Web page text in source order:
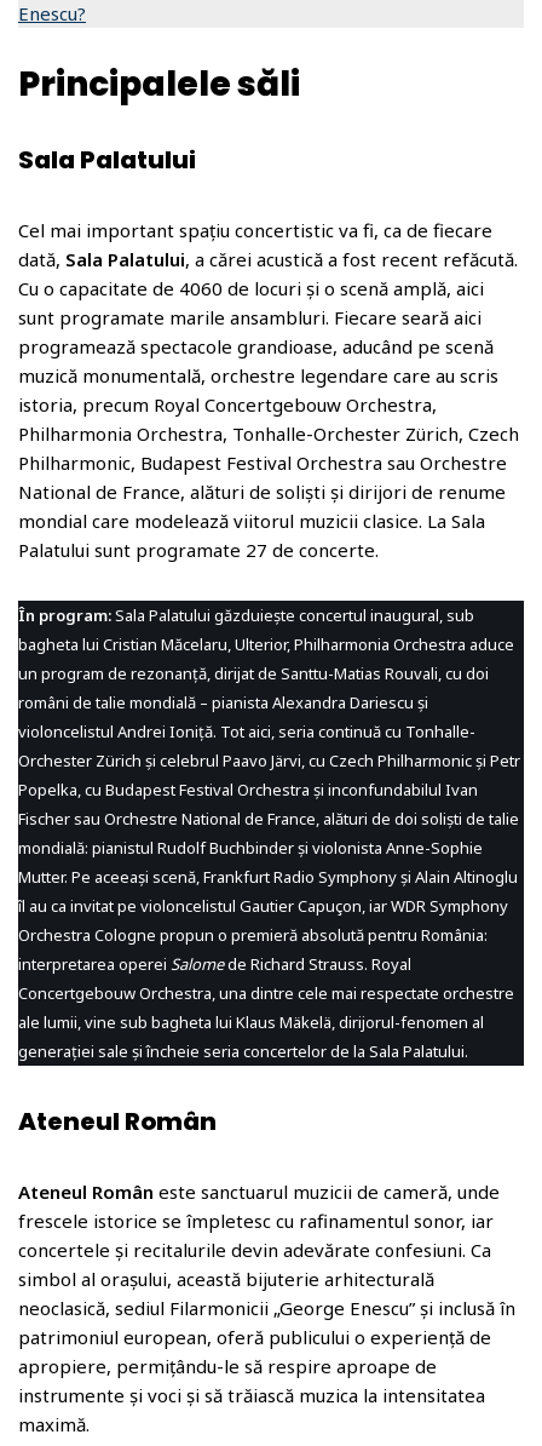
Enescu?
Principalele săli
Sala Palatului
Cel mai important spațiu concertistic va fi, ca de fiecare
dată, Sala Palatului, a cărei acustică a fost recent refăcută.
Cu o capacitate de 4060 de locuri și o scenă amplă, aici
sunt programate marile ansambluri. Fiecare seară aici
programează spectacole grandioase, aducând pe scenă
muzică monumentală, orchestre legendare care au scris
istoria, precum Royal Concertgebouw Orchestra,
Philharmonia Orchestra, Tonhalle-Orchester Zürich, Czech
Philharmonic, Budapest Festival Orchestra sau Orchestre
National de France, alături de soliști și dirijori de renume
mondial care modelează viitorul muzicii clasice. La Sala
Palatului sunt programate 27 de concerte.
În program:Sala Palatului găzduiește concertul inaugural, sub
bagheta lui Cristian Măcelaru, Ulterior, Philharmonia Orchestra aduce
un program de rezonanță, dirijat de Santtu-Matias Rouvali, cu doi
români de talie mondială – pianista Alexandra Dariescu și
violoncelistul Andrei Ioniță. Tot aici, seria continuă cu Tonhalle-
Orchester Zürich și celebrul Paavo Järvi, cu Czech Philharmonic și Petr
Popelka, cu Budapest Festival Orchestra și inconfundabilul Ivan
Fischer sau Orchestre National de France, alături de doi soliști de talie
mondială: pianistul Rudolf Buchbinder și violonista Anne-Sophie
Mutter. Pe aceeași scenă, Frankfurt Radio Symphony și Alain Altinoglu
îl au ca invitat pe violoncelistul Gautier Capuçon, iar WDR Symphony
Orchestra Cologne propun o premieră absolută pentru România:
interpretarea operei Salomede Richard Strauss. Royal
Concertgebouw Orchestra, una dintre cele mai respectate orchestre
ale lumii, vine sub bagheta lui Klaus Mäkelä, dirijorul-fenomen al
generației sale și încheie seria concertelor de la Sala Palatului.
Ateneul Român
Ateneul Român este sanctuarul muzicii de cameră, unde
frescele istorice se împletesc cu rafinamentul sonor, iar
concertele și recitalurile devin adevărate confesiuni. Ca
simbol al orașului, această bijuterie arhitecturală
neoclasică, sediul Filarmonicii „George Enescu” și inclusă în
patrimoniul european, oferă publicului o experiență de
apropiere, permițându-le să respire aproape de
instrumente și voci și să trăiască muzica la intensitatea
maximă.